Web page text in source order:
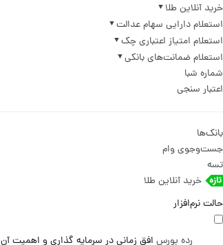
خرید آنلاین طلا
استعلام دارایی سهام عدالت
استعلام امتیاز اعتباری چک
استعلام ضمانت‌های بانکی
شماره شبا
اعتبار سنجی
بانک‌ها
جست‌وجوی وام
تسه
خرید آنلاین طلا
حالت نرم‌افزار
رده بورس افق زمانی در سرمایه گذاری و اهمیت آن